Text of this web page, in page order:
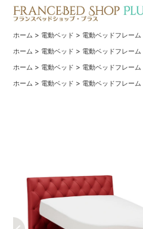
ホーム > 電動ベッド > 電動ベッドフレーム
ホーム > 電動ベッド > 電動ベッドフレーム
ホーム > 電動ベッド > 電動ベッドフレーム
ホーム > 電動ベッド > 電動ベッドフレーム